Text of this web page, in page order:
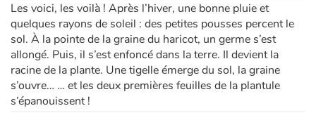
Les voici, les voilà ! Après l’hiver, une bonne pluie et
quelques rayons de soleil : des petites pousses percent le
sol. À la pointe de la graine du haricot, un germe s’est
allongé. Puis, il s’est enfoncé dans la terre. Il devient la
racine de la plante. Une tigelle émerge du sol, la graine
s’ouvre… … et les deux premières feuilles de la plantule
s’épanouissent !